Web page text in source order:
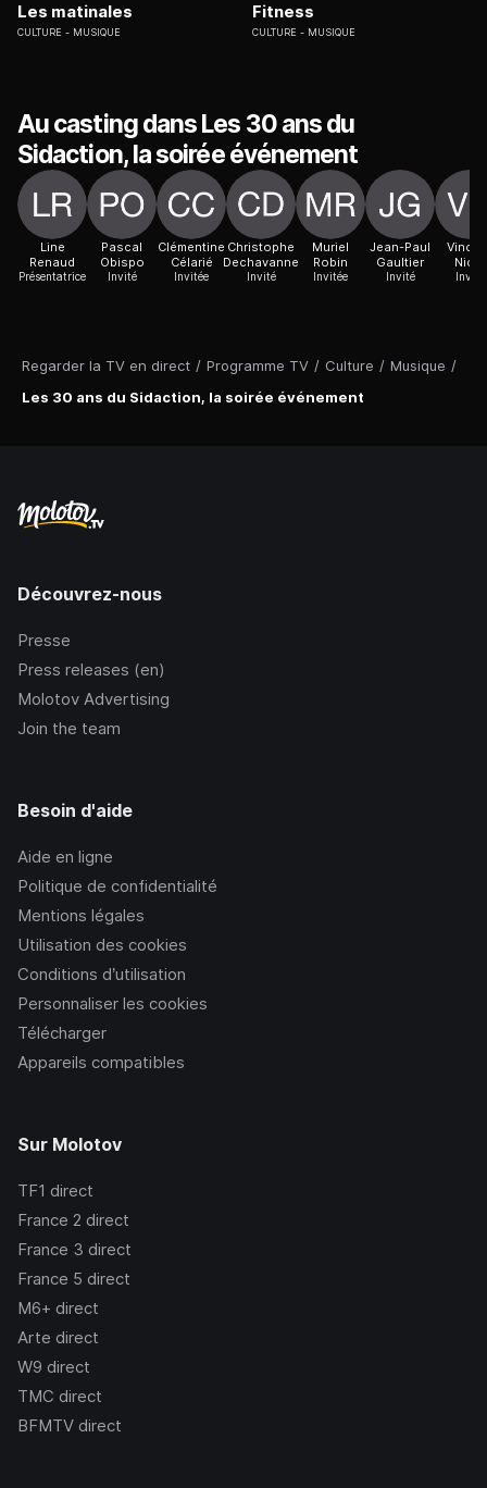
Regarder la TV en direct / Programme TV / Culture / Musique /
Les 30 ans du Sidaction, la soirée événement
Les matinales
CULTURE MUSIQUE
Fitness
CULTURE MUSIQUE
Au casting dans Les 30 ans du
Sidaction, la soirée événement
Line
Renaud
Présentatrice
Pascal
Obispo
Invité
Clémentine
Célarié
Invitée
Christophe
Dechavanne
Invité
Muriel
Robin
Invitée
Jean-Paul
Gaultier
Invité
Niclo
Invité
Découvrez-nous
Presse
Press releases (en)
Molotov Advertising
Join the team
Besoin d'aide
Aide en ligne
Politique de confidentialité
Mentions légales
Utilisation des cookies
Conditions d’utilisation
Personnaliser les cookies
Télécharger
Appareils compatibles
Sur Molotov
TF1 direct
France 2 direct
France 3 direct
France 5 direct
M6+ direct
Arte direct
W9 direct
TMC direct
BFMTV direct